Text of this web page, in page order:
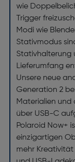
wie
Trigger
Modi wie
Stativmodus
Stativhalterung
Lieferumfang
Unsere neue
Generation 2
Materialien und
über USB-C
Polaroid Now+
einzigartigen
mehr Kreativität